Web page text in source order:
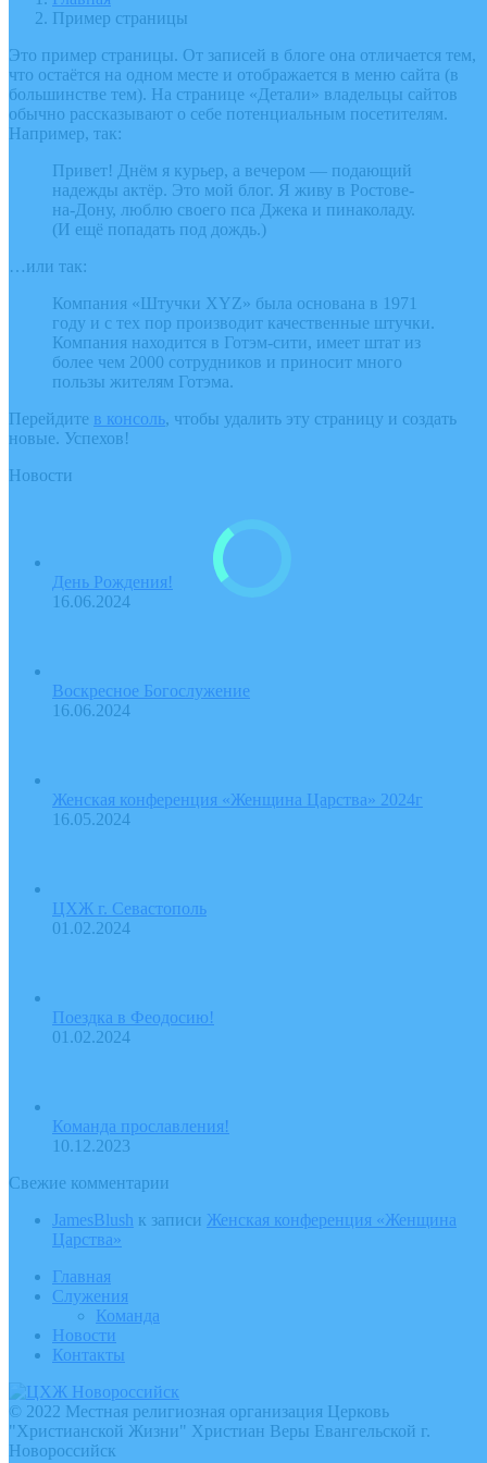
Пример страницы
Это пример страницы. От записей в блоге она отличается тем,
что остаётся на одном месте и отображается в меню сайта (в
большинстве тем). На странице «Детали» владельцы сайтов
обычно рассказывают о себе потенциальным посетителям.
Например, так:
Привет! Днём я курьер, а вечером — подающий
надежды актёр. Это мой блог. Я живу в Ростове-
на-Дону, люблю своего пса Джека и пинаколаду.
(И ещё попадать под дождь.)
…или так:
Компания «Штучки XYZ» была основана в 1971
году и с тех пор производит качественные штучки.
Компания находится в Готэм-сити, имеет штат из
более чем 2000 сотрудников и приносит много
пользы жителям Готэма.
Перейдите в консоль, чтобы удалить эту страницу и создать
новые. Успехов!
Новости
День Рождения!
16.06.2024
Воскресное Богослужение
16.06.2024
Женская конференция «Женщина Царства» 2024г
16.05.2024
ЦХЖ г. Севастополь
01.02.2024
Поездка в Феодосию!
01.02.2024
Команда прославления!
10.12.2023
Свежие комментарии
JamesBlush к записи Женская конференция «Женщина
Царства»
Главная
Служения
Команда
Новости
Контакты
© 2022 Местная религиозная организация Церковь
"Христианской Жизни" Христиан Веры Евангельской г.
Новороссийск